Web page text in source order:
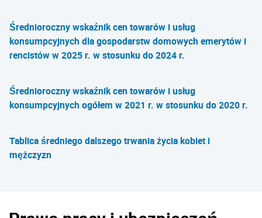
Średnioroczny wskaźnik cen towarów i usług
konsumpcyjnych dla gospodarstw domowych emerytów i
rencistów w 2025 r. w stosunku do 2024 r.
Średnioroczny wskaźnik cen towarów i usług
konsumpcyjnych ogółem w 2021 r. w stosunku do 2020 r.
Tablica średniego dalszego trwania życia kobiet i
mężczyzn